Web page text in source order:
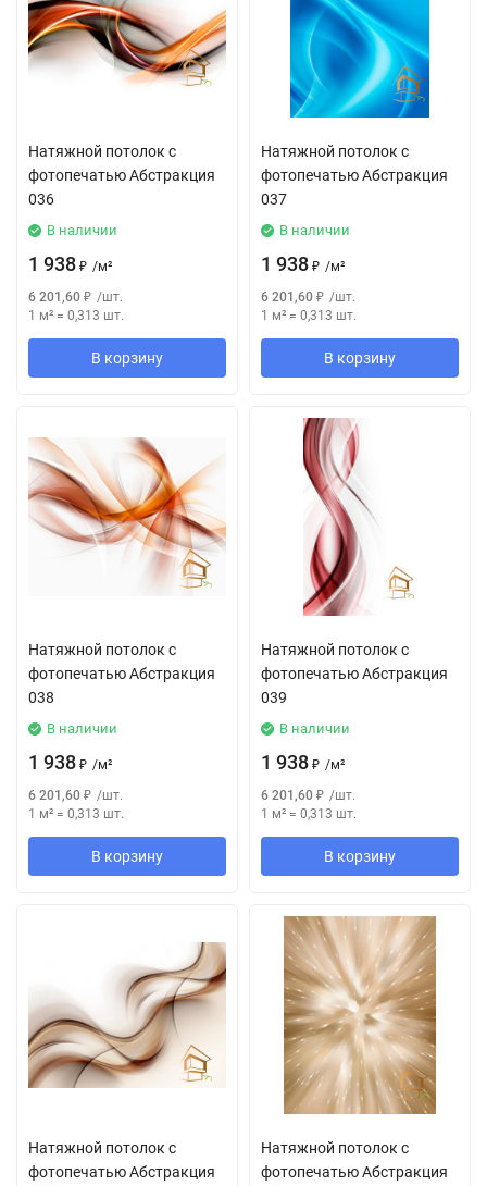
Натяжной потолок с
фотопечатью Абстракция
036
В наличии
1 938 ₽ /м²
6 201,60 ₽ /шт.
1 м² = 0,313 шт.
В корзину
Натяжной потолок с
фотопечатью Абстракция
037
В наличии
1 938 ₽ /м²
6 201,60 ₽ /шт.
1 м² = 0,313 шт.
В корзину
Натяжной потолок с
фотопечатью Абстракция
038
В наличии
1 938 ₽ /м²
6 201,60 ₽ /шт.
1 м² = 0,313 шт.
В корзину
Натяжной потолок с
фотопечатью Абстракция
039
В наличии
1 938 ₽ /м²
6 201,60 ₽ /шт.
1 м² = 0,313 шт.
В корзину
Натяжной потолок с
фотопечатью Абстракция
Натяжной потолок с
фотопечатью Абстракция